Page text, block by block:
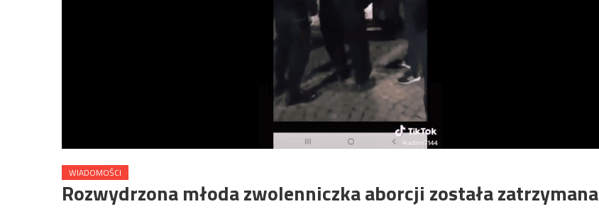
WIADOMOŚCI
Rozwydrzona młoda zwolenniczka aborcji została zatrzymana